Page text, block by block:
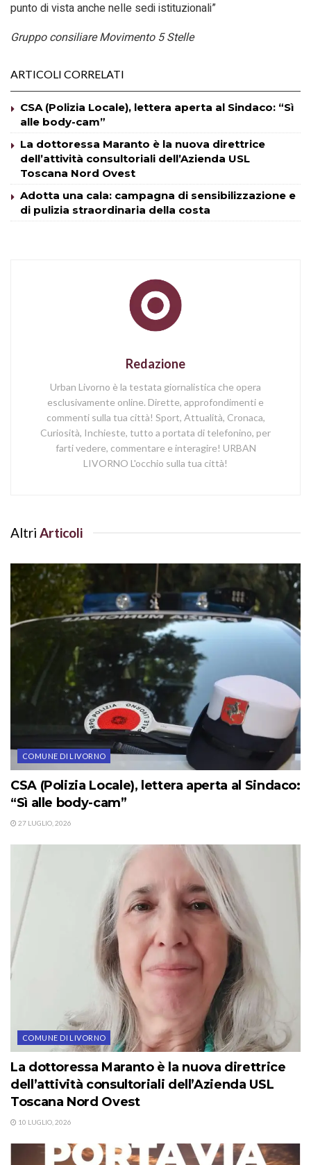
punto di vista anche nelle sedi istituzionali”
Gruppo consiliare Movimento 5 Stelle
ARTICOLI CORRELATI
CSA (Polizia Locale), lettera aperta al Sindaco: “Sì
alle body-cam”
La dottoressa Maranto è la nuova direttrice
dell’attività consultoriali dell’Azienda USL
Toscana Nord Ovest
Adotta una cala: campagna di sensibilizzazione e
di pulizia straordinaria della costa
Redazione
Urban Livorno è la testata giornalistica che opera
esclusivamente online. Dirette, approfondimenti e
commenti sulla tua città! Sport, Attualità, Cronaca,
Curiosità, Inchieste, tutto a portata di telefonino, per
farti vedere, commentare e interagire! URBAN
LIVORNO L'occhio sulla tua città!
Altri Articoli
COMUNE DI LIVORNO
CSA (Polizia Locale), lettera aperta al Sindaco:
“Sì alle body-cam”
27 LUGLIO, 2026
COMUNE DI LIVORNO
La dottoressa Maranto è la nuova direttrice
dell’attività consultoriali dell’Azienda USL
Toscana Nord Ovest
10 LUGLIO, 2026